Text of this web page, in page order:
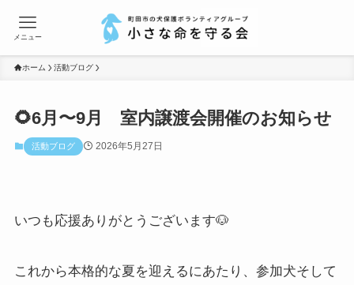
メニュー
ホーム 活動ブログ
🌻6月〜9月 室内譲渡会開催のお知らせ
活動ブログ 2026年5月27日
いつも応援ありがとうございます🐶
これから本格的な夏を迎えるにあたり、参加犬そして